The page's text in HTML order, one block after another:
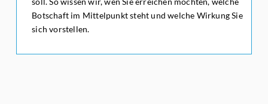
Botschaft im Mittelpunkt steht und welche Wirkung Sie
sich vorstellen.
Briefing